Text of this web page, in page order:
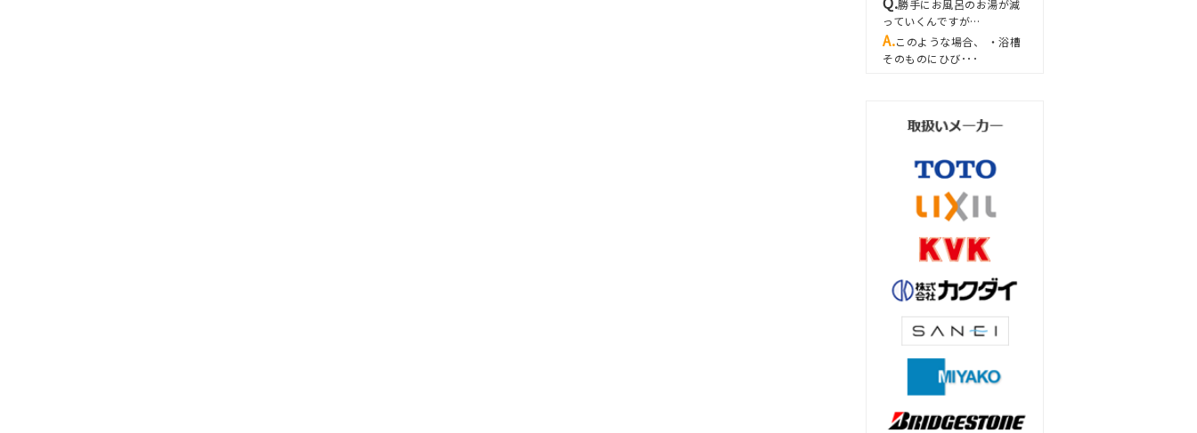
勝手にお風呂のお湯が減
っていくんですが…
このような場合、 ・浴槽
そのものにひび･･･